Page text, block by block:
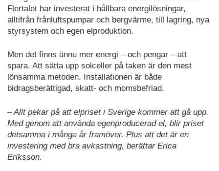
Flertalet har investerat i hållbara energilösningar,
alltifrån frånluftspumpar och bergvärme, till lagring, nya
styrsystem och egen elproduktion.
Men det finns ännu mer energi – och pengar – att
spara. Att sätta upp solceller på taken är den mest
lönsamma metoden. Installationen är både
bidragsberättigad, skatt- och momsbefriad.
– Allt pekar på att elpriset i Sverige kommer att gå upp.
Med genom att använda egenproducerad el, blir priset
detsamma i många år framöver. Plus att det är en
investering med bra avkastning, berättar Erica
Eriksson.